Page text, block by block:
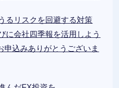
るリスクを回避する対策
に会社四季報を活用しよう
申込みありがとうございま